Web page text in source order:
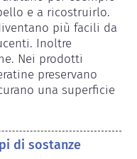
e a ricostruirlo.
più facili da
Inoltre
Nei prodotti
preservano
una superficie
di sostanze